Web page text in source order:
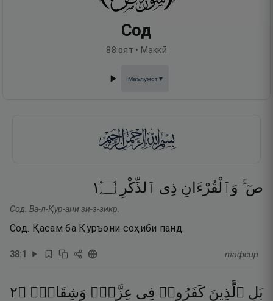
Сод
88 оят • Маккӣ
ℹ️Маълумот▼
صٓ ۚ وَٱلْقُرْءَانِ ذِى ٱلذِّكْرِ ۝١
Сод. Ва-л-Қур-ани зи-з-зикр.
Сод. Қасам ба Қуръони соҳиби панд.
38:1 тафсир
بَلِ ٱلَّذِينَ كَفَرُوا۟ فِى عِزَّةٍۢ وَشِقَاقٍۢ ۝٢